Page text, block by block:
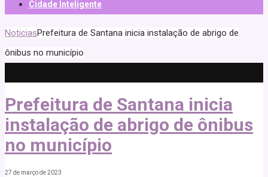
Cidade Inteligente
NoticiasPrefeitura de Santana inicia instalação de abrigo de
ônibus no município
Prefeitura de Santana inicia
instalação de abrigo de ônibus
no município
27 de março de 2023